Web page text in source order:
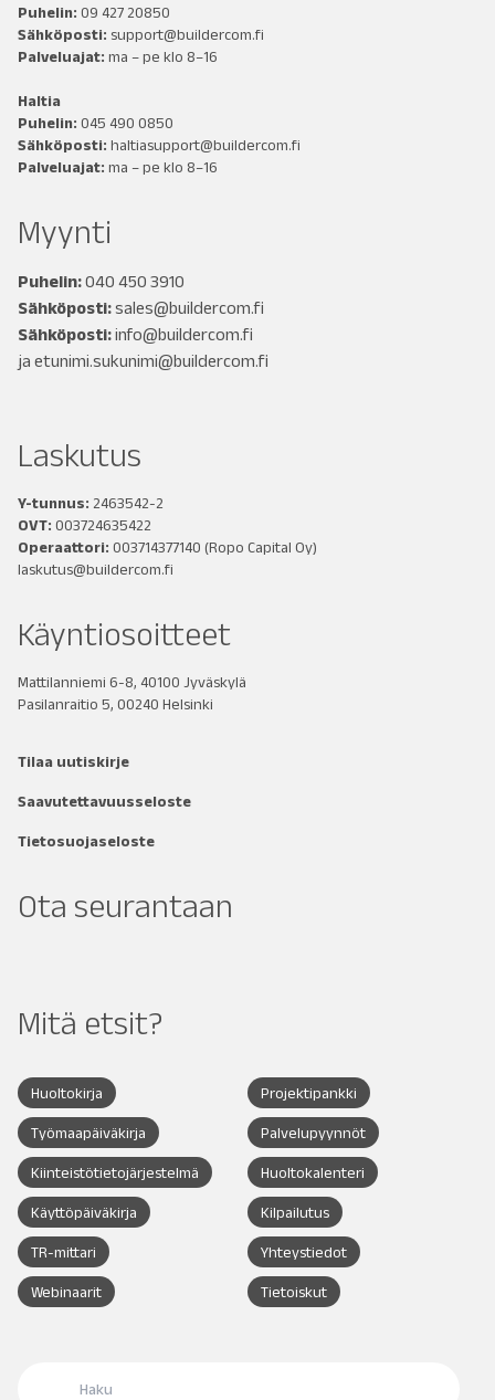
Puhelin: 09 427 20850
Sähköposti: support@buildercom.fi
Palveluajat: ma – pe klo 8–16
Haltia
Puhelin: 045 490 0850
Sähköposti: haltiasupport@buildercom.fi
Palveluajat: ma – pe klo 8–16
Myynti
Puhelin:040 450 3910
Sähköposti:sales@buildercom.fi
Sähköposti:info@buildercom.fi
ja etunimi.sukunimi@buildercom.fi
Laskutus
Y-tunnus: 2463542-2
OVT: 003724635422
Operaattori: 003714377140 (Ropo Capital Oy)
laskutus@buildercom.fi
Käyntiosoitteet
Mattilanniemi 6-8, 40100 Jyväskylä
Pasilanraitio 5, 00240 Helsinki
Tilaa uutiskirje
Saavutettavuusseloste
Tietosuojaseloste
Ota seurantaan
Mitä etsit?
Huoltokirja Projektipankki
Työmaapäiväkirja Palvelupyynnöt
Kiinteistötietojärjestelmä Huoltokalenteri
Käyttöpäiväkirja Kilpailutus
TR-mittari Yhteystiedot
Webinaarit Tietoiskut